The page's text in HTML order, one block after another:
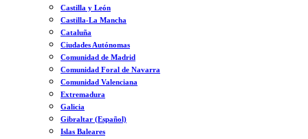
Castilla y León
Castilla-La Mancha
Cataluña
Ciudades Autónomas
Comunidad de Madrid
Comunidad Foral de Navarra
Comunidad Valenciana
Extremadura
Galicia
Gibraltar (Español)
Islas Baleares